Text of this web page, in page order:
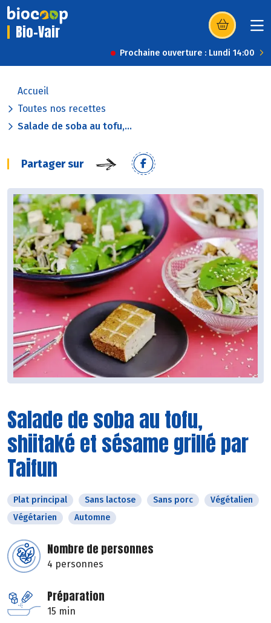
Bio-Vair (s’ouvre dans
Prochaine ouverture : Lundi 14:00
Accueil
Toutes nos recettes
Salade de soba au tofu,...
Partager sur
Salade de soba au tofu,
shiitaké et sésame grillé par
Taifun
Plat principal Sans lactose Sans porc
Végétalien
Végétarien
Automne
Nombre de personnes
4 personnes
Préparation
15 min